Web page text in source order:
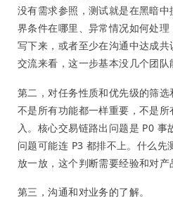
没有需求参照，测试就是在黑暗
界条件在哪里、异常情况如何处
写下来，或者至少在沟通中达成
交流来看，这一步基本没几个团队
第二，对任务性质和优先级的筛选
不是所有功能都一样重要，不是
入。核心交易链路出问题是 P0
问题可能连 P3 都排不上。什么先
放一放，这个判断需要经验和对产
第三，沟通和对业务的了解。